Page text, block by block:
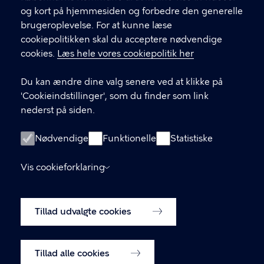
og kort på hjemmesiden og forbedre den generelle
brugeroplevelse. For at kunne læse
cookiepolitikken skal du acceptere nødvendige
cookies. Læs hele vores cookiepolitik her
Du kan ændre dine valg senere ved at klikke på
'Cookieindstillinger', som du finder som link
nederst på siden.
Nødvendige Funktionelle Statistiske
Vis cookieforklaring
Tillad udvalgte cookies
Tillad alle cookies
GENVEJE
Digital Post
Databeskyttelse
Tilgængelighedserklæring
Om hjemmesiden
Cookiepolitik